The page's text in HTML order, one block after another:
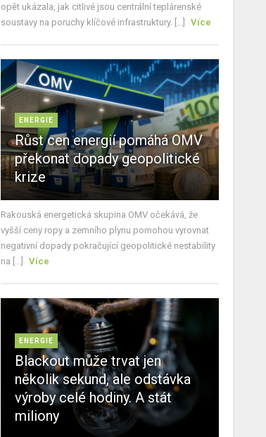
opět ukázala, jak citlivé jsou centrální teplárenské
soustavy na poruchy klíčové infrastruktury. [...]
Více
ENERGIE
Růst cen energií pomáhá OMV
překonat dopady geopolitické
krize
Rakouská energetická skupina OMV očekává, že
vyšší ceny ropy a zemního plynu pomohou vyrovnat
negativní dopady pokračující geopolitické nestability
na [...]
Více
ENERGIE
Blackout může trvat jen
několik sekund, ale odstávka
výroby celé hodiny. A stát
miliony